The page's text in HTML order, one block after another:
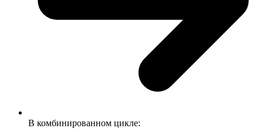
В комбинированном цикле: